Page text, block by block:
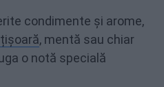
condimente și arome,
, mentă sau chiar
o notă specială